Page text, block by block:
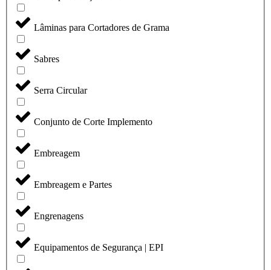
Lâminas para Cortadores de Grama
Sabres
Serra Circular
Conjunto de Corte Implemento
Embreagem
Embreagem e Partes
Engrenagens
Equipamentos de Segurança | EPI